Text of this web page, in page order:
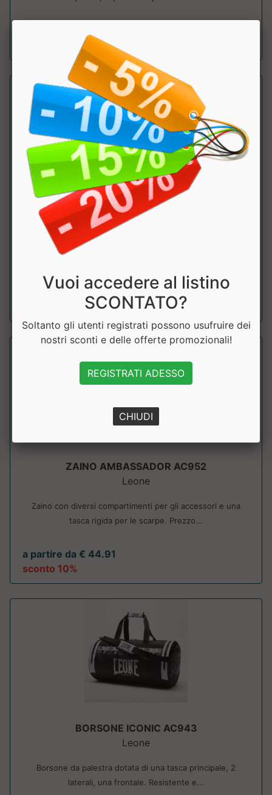
BORSONE COLOR BLOCK AC956
Leone
Borsone sportivo colorato e accattivante, della line Color
a partire da € 38.61
ZAINO AMBASSADOR AC952
Leone
Zaino con diversi compartimenti per gli accessori e una
tasca rigida per le scarpe. Prezzo...
a partire da € 44.91
sconto 10%
BORSONE ICONIC AC943
Leone
Borsone da palestra dotata di una tasca principale, 2
laterali, una frontale. Resistente e...
Vuoi accedere al listino
SCONTATO?
Soltanto gli utenti registrati possono usufruire dei
nostri sconti e delle offerte promozionali!
REGISTRATI ADESSO
CHIUDI